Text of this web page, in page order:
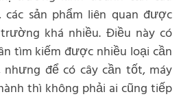
sản phẩm liên quan được
khá nhiều. Điều này có
tìm kiếm được nhiều loại cần
nhưng để có cây cần tốt, máy
thì không phải ai cũng tiếp